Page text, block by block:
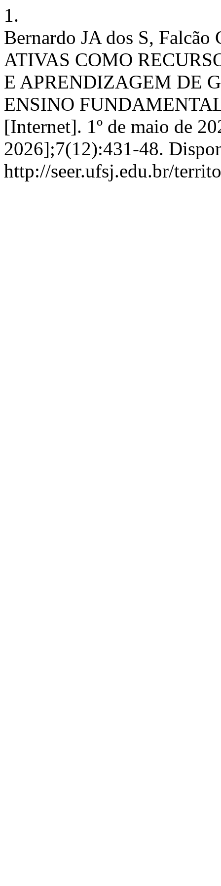
1.
Bernardo JA dos S,
ATIVAS COMO
E APRENDIZAGEM DE
ENSINO
[Internet]. 1º de maio de
2026];7(12):431-48.
http://seer.ufsj.edu.br/